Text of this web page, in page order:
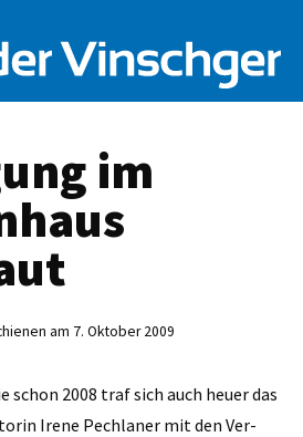
im
am 7. Oktober 2009
schon 2008 traf sich auch heuer das
Irene Pechlaner mit den Ver­